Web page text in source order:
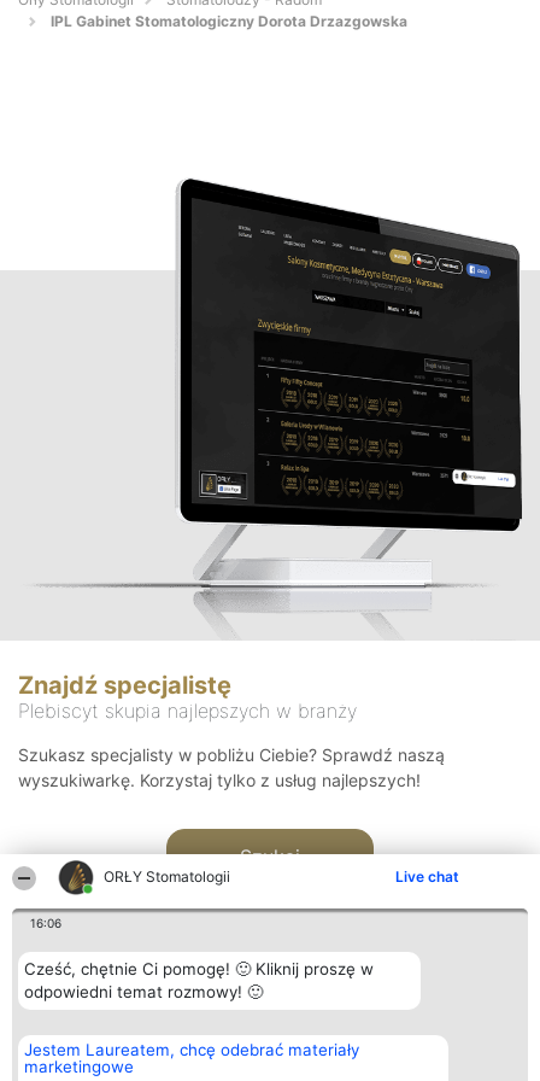
ORŁY Stomatologii Live chat
16:06
Cześć, chętnie Ci pomogę! 🙂 Kliknij proszę w
odpowiedni temat rozmowy! 🙂
Jestem Laureatem, chcę odebrać materiały
marketingowe
IPL Gabinet Stomatologiczny Dorota Drzazgowska
Znajdź specjalistę
Plebiscyt skupia najlepszych w branży
Szukasz specjalisty w pobliżu Ciebie? Sprawdź naszą
wyszukiwarkę. Korzystaj tylko z usług najlepszych!
Szukaj
Organizator plebiscytu
Bright Side Solutions sp. z o.
o. sp. k.
Plebiscyt
Laureaci
Kontakt
Kontakt